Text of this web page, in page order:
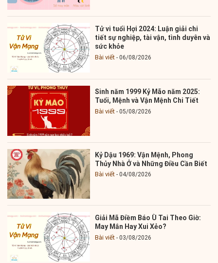
Tử vi tuổi Hợi 2024: Luận giải chi
tiết sự nghiệp, tài vận, tình duyên và
sức khỏe
Bài viết 06/08/2026
Sinh năm 1999 Kỷ Mão năm 2025:
Tuổi, Mệnh và Vận Mệnh Chi Tiết
Bài viết 05/08/2026
Kỷ Dậu 1969: Vận Mệnh, Phong
Thủy Nhà Ở và Những Điều Cần Biết
Bài viết 04/08/2026
Giải Mã Điềm Báo Ù Tai Theo Giờ:
May Mắn Hay Xui Xẻo?
Bài viết 03/08/2026